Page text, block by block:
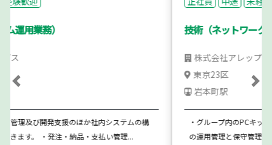
技術（ネットワーク機器保守管理業務）
・グループ内のPCキッティング、ネットワーク機器及び通信機器
の運用管理と保守管理等に対応していただきます。 （要普...
Previous